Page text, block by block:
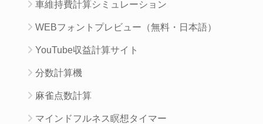
車維持費計算シミュレーション
WEBフォントプレビュー（無料・日本語）
YouTube収益計算サイト
分数計算機
麻雀点数計算
マインドフルネス瞑想タイマー